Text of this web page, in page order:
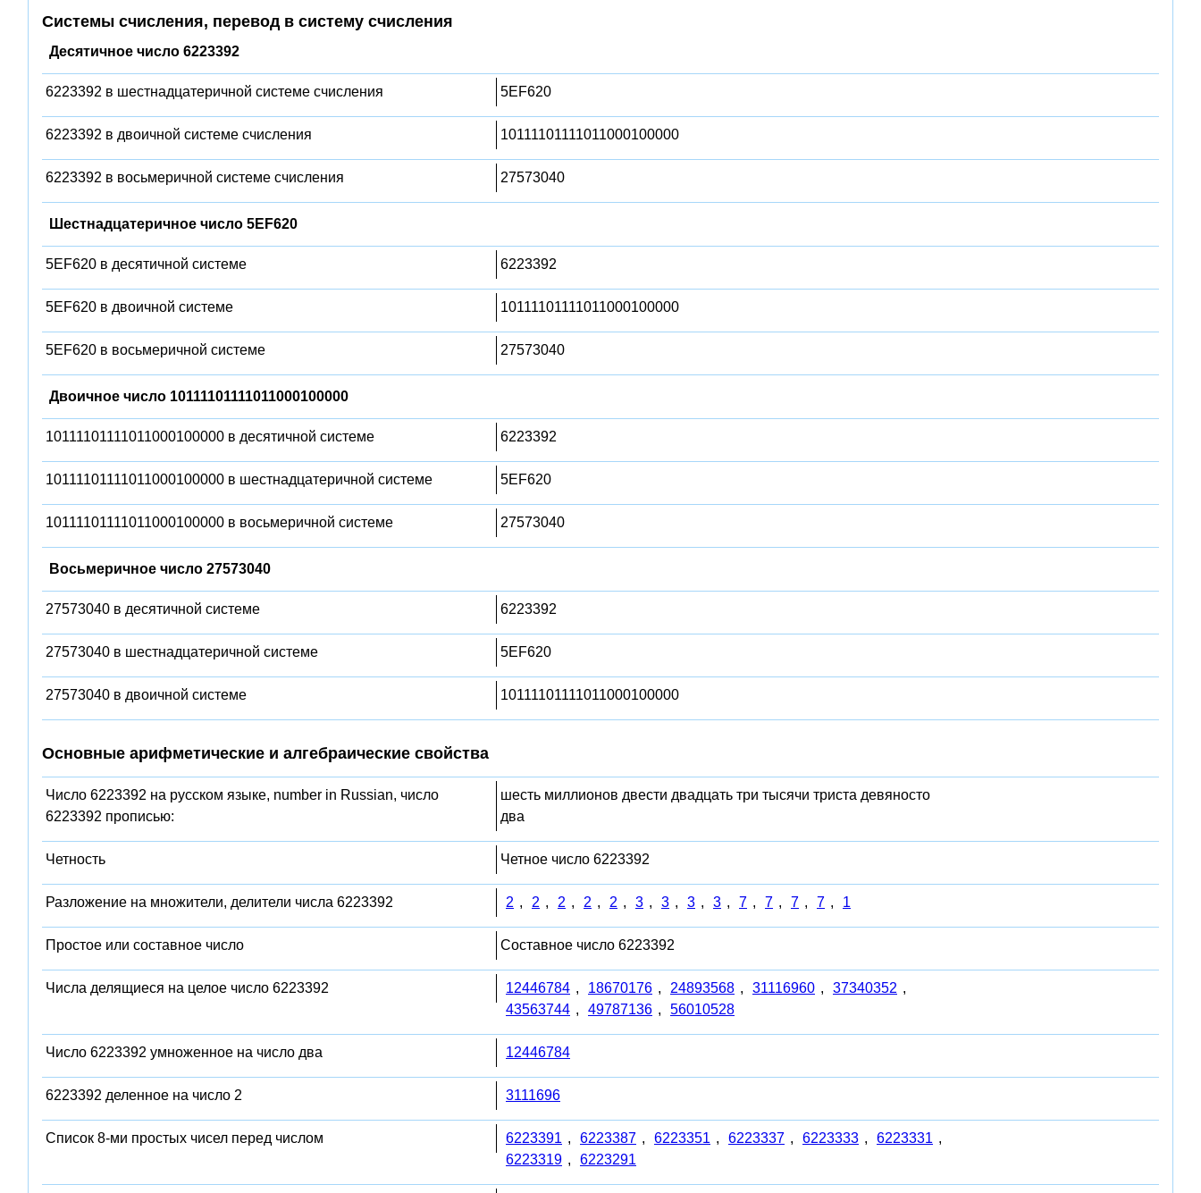
Системы счисления, перевод в систему счисления
Десятичное число 6223392
6223392 в шестнадцатеричной системе счисления 5EF620
6223392 в двоичной системе счисления 10111101111011000100000
6223392 в восьмеричной системе счисления 27573040
Шестнадцатеричное число 5EF620
5EF620 в десятичной системе 6223392
5EF620 в двоичной системе 10111101111011000100000
5EF620 в восьмеричной системе 27573040
Двоичное число 10111101111011000100000
10111101111011000100000 в десятичной системе 6223392
10111101111011000100000 в шестнадцатеричной системе 5EF620
10111101111011000100000 в восьмеричной системе 27573040
Восьмеричное число 27573040
27573040 в десятичной системе 6223392
27573040 в шестнадцатеричной системе 5EF620
27573040 в двоичной системе 10111101111011000100000
Основные арифметические и алгебраические свойства
Число 6223392 на русском языке, number in Russian, число
6223392 прописью:
шесть миллионов двести двадцать три тысячи триста девяносто
два
Четность Четное число 6223392
Разложение на множители, делители числа 6223392 2 , 2 , 2 , 2 , 2 , 3 , 3 , 3 , 3 , 7 , 7 , 7 , 7 , 1
Простое или составное число Составное число 6223392
Числа делящиеся на целое число 6223392 12446784 , 18670176 , 24893568 , 31116960 , 37340352 ,
43563744 , 49787136 , 56010528
Число 6223392 умноженное на число два 12446784
6223392 деленное на число 2 3111696
Список 8-ми простых чисел перед числом 6223391 , 6223387 , 6223351 , 6223337 , 6223333 , 6223331 ,
6223319 , 6223291